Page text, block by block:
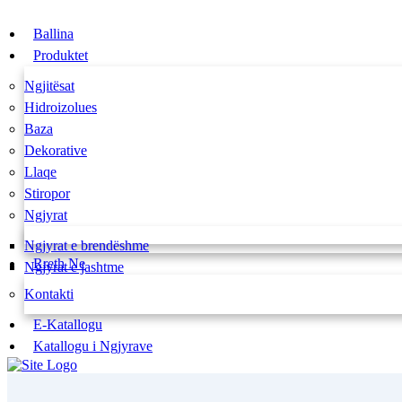
Ballina
Produktet
Ngjitësat
Hidroizolues
Baza
Dekorative
Llaqe
Stiropor
Ngjyrat
Ngjyrat e brendëshme
Ngjyrat e jashtme
Rreth Ne
Kontakti
E-Katallogu
Katallogu i Ngjyrave